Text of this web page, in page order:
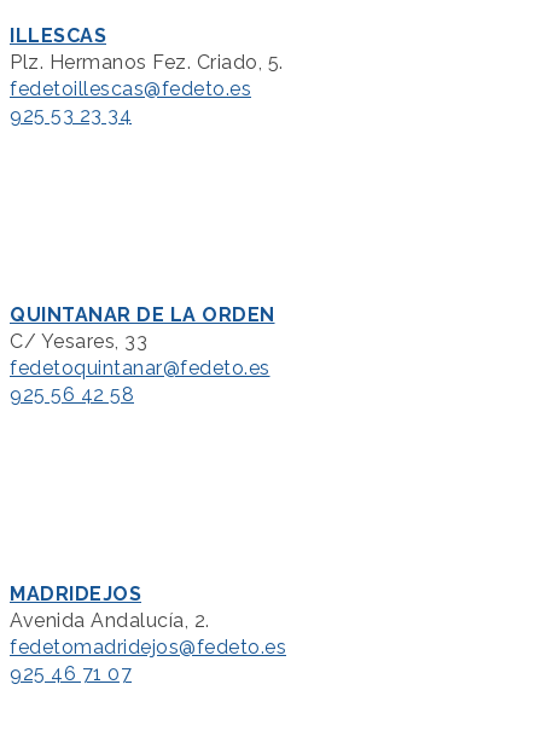
ILLESCAS
Plz. Hermanos Fez. Criado, 5.
fedetoillescas@fedeto.es
925 53 23 34
QUINTANAR DE LA ORDEN
C/ Yesares, 33
fedetoquintanar@fedeto.es
925 56 42 58
MADRIDEJOS
Avenida Andalucía, 2.
fedetomadridejos@fedeto.es
925 46 71 07